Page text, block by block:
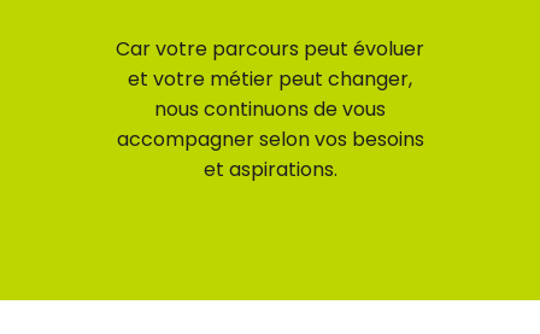
Car votre parcours peut évoluer
et votre métier peut changer,
nous continuons de vous
accompagner selon vos besoins
et aspirations.